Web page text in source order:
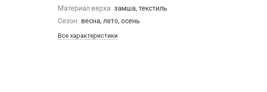
Материал верха: замша, текстиль
Сезон: весна, лето, осень
Все характеристики